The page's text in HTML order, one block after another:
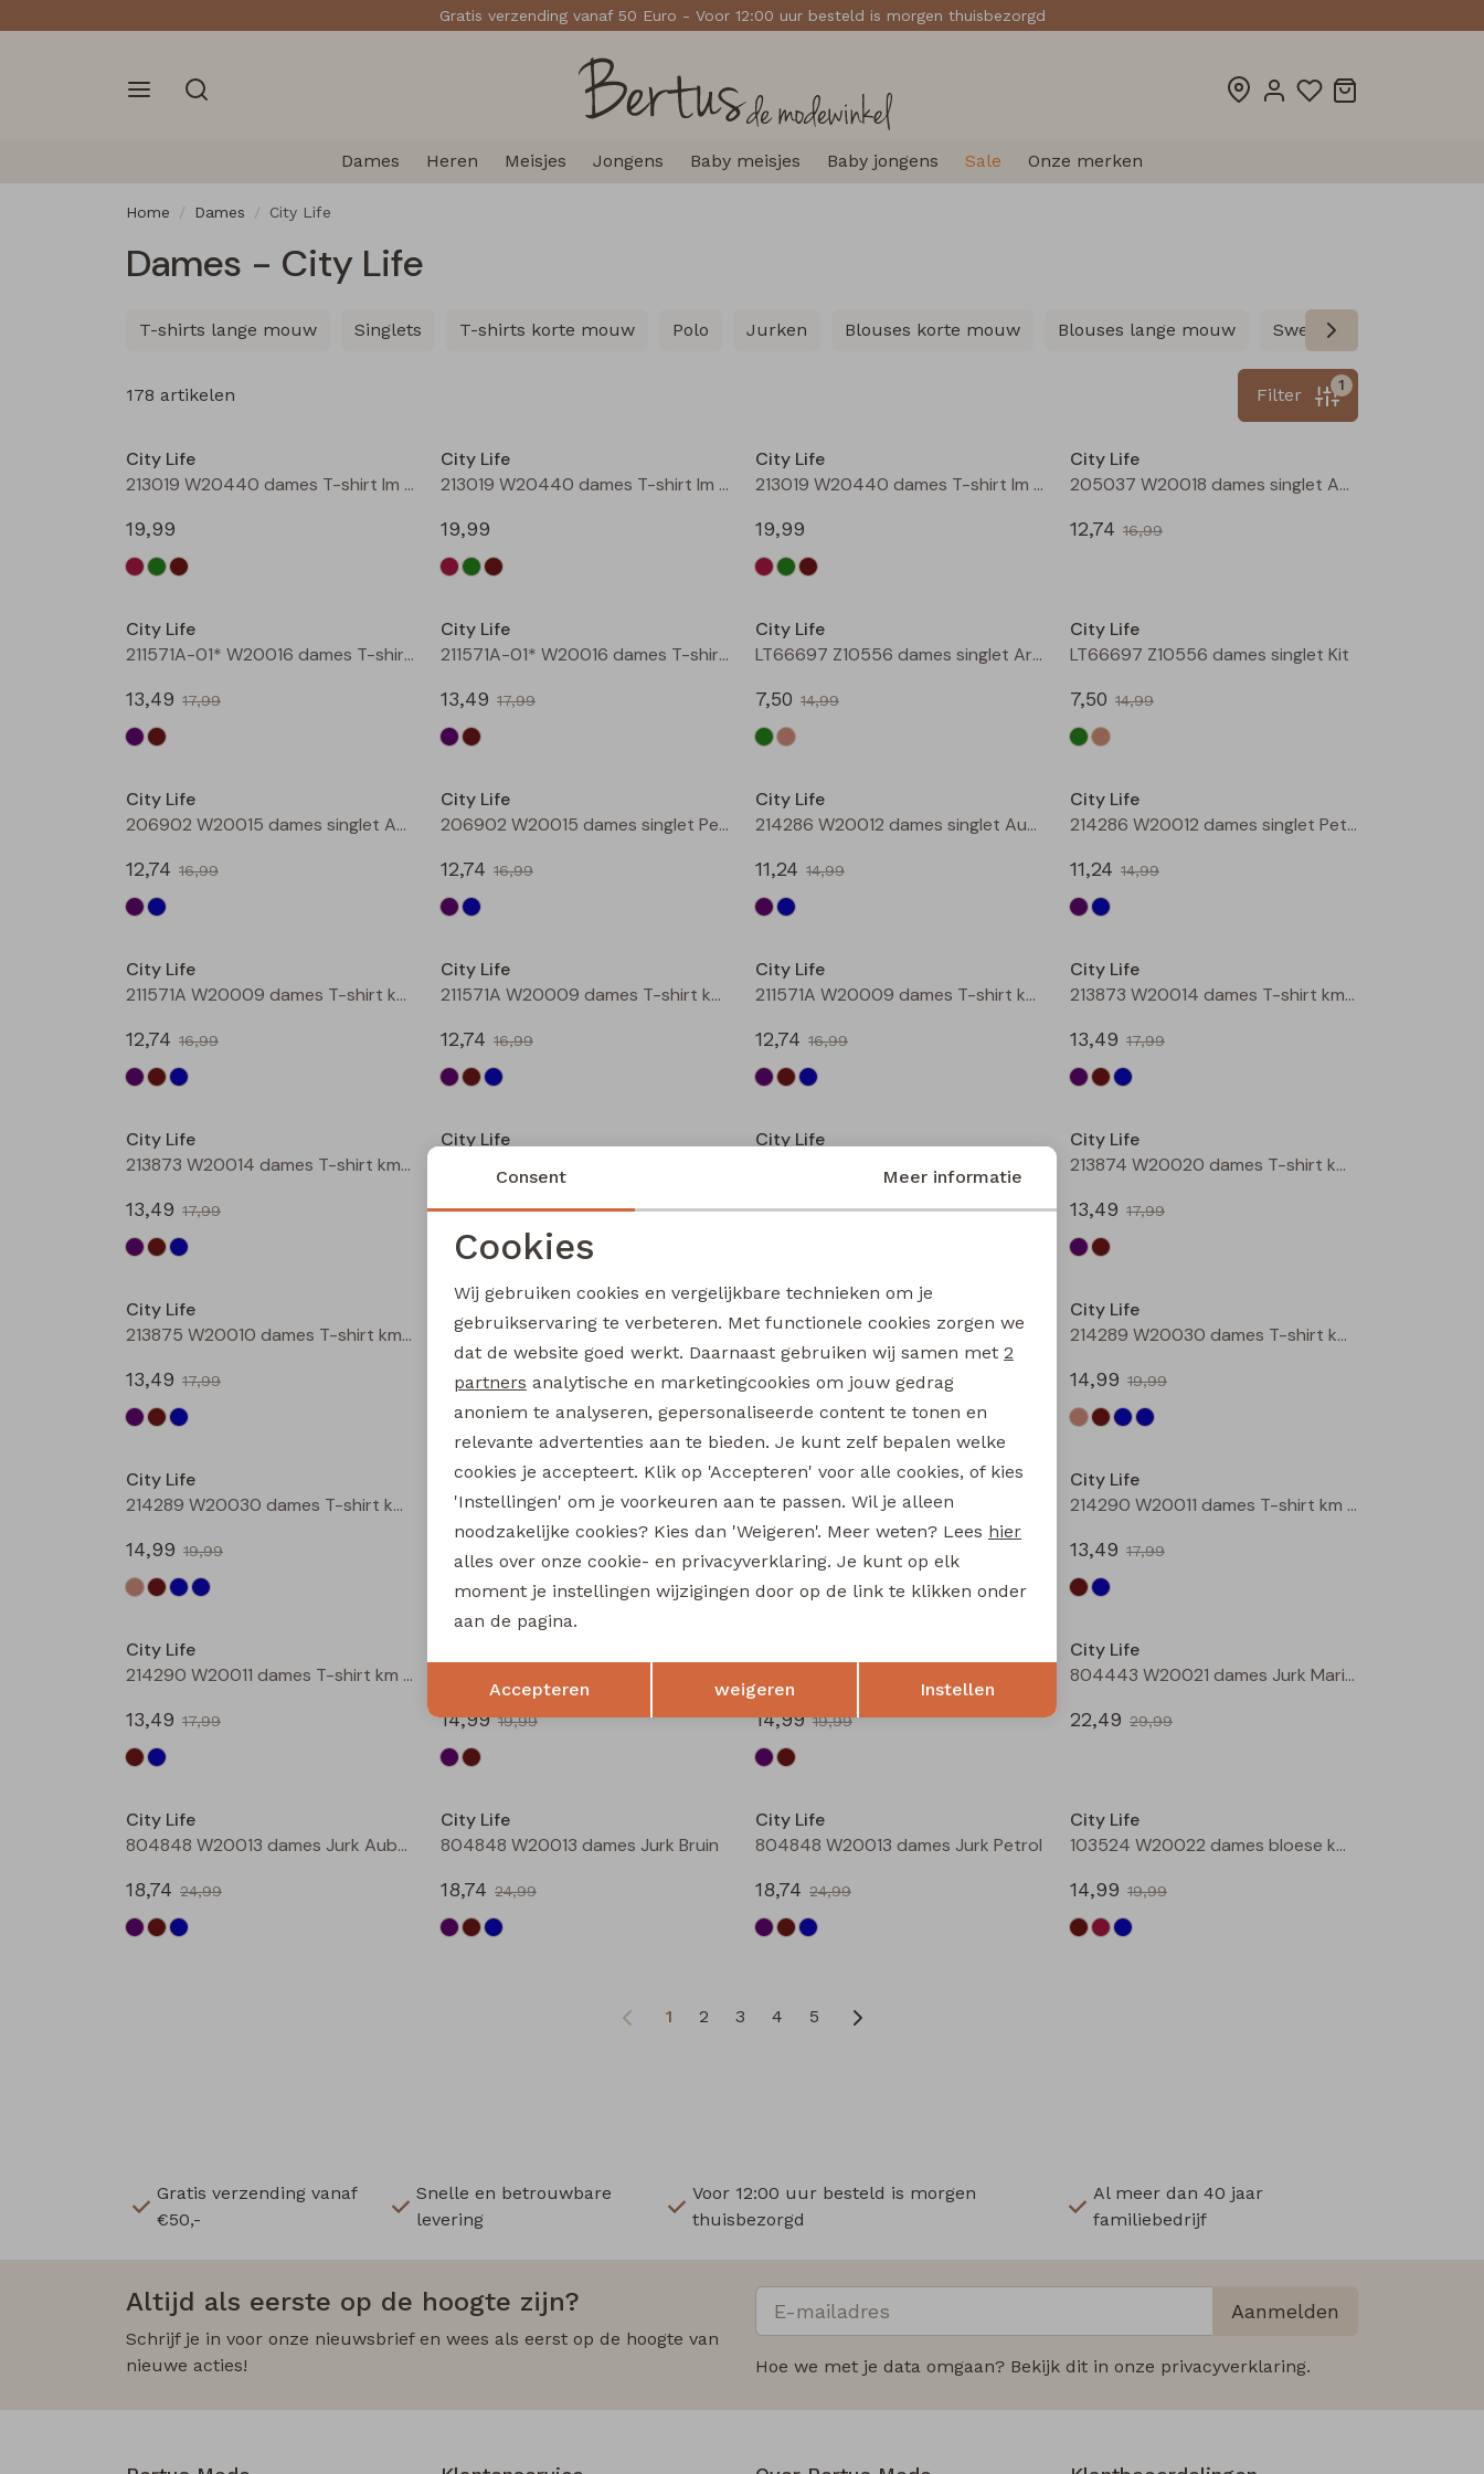
Gratis verzending vanaf 50 Euro - Voor 12:00 uur besteld is morgen thuisbezorgd
Dames Heren Meisjes Jongens Baby meisjes Baby jongens Sale Onze merken
Home Dames City Life
Dames - City Life
Singlets T-shirts korte mouw
T-shirts lange mouw Polo Jurken Blouses korte mouw Blouses lange mouw Sweatshirts
178 artikelen 1
Filter
City Life
213019 W20440 dames T-shirt lm Bordeaux
19,99
City Life
213019 W20440 dames T-shirt lm Moss
19,99
City Life
213019 W20440 dames T-shirt lm Bruin
19,99
City Life
205037 W20018 dames singlet Aubergine
12,74 16,99
City Life
211571A-01* W20016 dames T-shirt km aubergine
13,49 17,99
City Life
211571A-01* W20016 dames T-shirt km bruin
13,49 17,99
City Life
LT66697 Z10556 dames singlet Army
7,50 14,99
City Life
LT66697 Z10556 dames singlet Kit
7,50 14,99
City Life
206902 W20015 dames singlet Aubergine
12,74 16,99
City Life
206902 W20015 dames singlet Petrol
12,74 16,99
City Life
214286 W20012 dames singlet Aubergine
11,24 14,99
City Life
214286 W20012 dames singlet Petrol
11,24 14,99
City Life
211571A W20009 dames T-shirt km Aubergine
12,74 16,99
City Life
211571A W20009 dames T-shirt km Bruin
12,74 16,99
City Life
211571A W20009 dames T-shirt km Petrol
12,74 16,99
City Life
213873 W20014 dames T-shirt km Aubergine
13,49 17,99
City Life
213873 W20014 dames T-shirt km Bruin
13,49 17,99
City Life
13,49 17,99
City Life
13,49 17,99
City Life
213874 W20020 dames T-shirt km Bruin
13,49 17,99
City Life
213875 W20010 dames T-shirt km Aubergine
13,49 17,99
City Life
213875 W20010 dames T-shirt km Bruin
13,49 17,99
13,49
17,99
City Life
214289 W20030 dames T-shirt km Kit
14,99 19,99
City Life
214289 W20030 dames T-shirt km Bruin donker
14,99 19,99
Sale
City Life
214289 W20030 dames T-shirt km Marine
Sale
City Life
City Life
214290 W20011 dames T-shirt km Bruin
13,49 17,99
City Life
214290 W20011 dames T-shirt km Marine
13,49 17,99
Sale
14,99 19,99
14,99 19,99
City Life
804443 W20021 dames Jurk Marine
22,49 29,99
City Life
804848 W20013 dames Jurk Aubergine
18,74 24,99
City Life
804848 W20013 dames Jurk Bruin
18,74 24,99
City Life
804848 W20013 dames Jurk Petrol
18,74 24,99
City Life
103524 W20022 dames bloese km Bruin donker
14,99 19,99
1 2 3 4 5
Gratis verzending vanaf
€50,-
Snelle en betrouwbare
levering
Voor 12:00 uur besteld is morgen
thuisbezorgd
Al meer dan 40 jaar
familiebedrijf
Altijd als eerste op de hoogte zijn?
Schrijf je in voor onze nieuwsbrief en wees als eerst op de hoogte van
nieuwe acties!
Aanmelden
Hoe we met je data omgaan? Bekijk dit in onze privacyverklaring.
Noodzakelijke cookies
Analytische cookies Marketing cookies
Terug Opslaan
Consent Meer informatie
Cookies
Wij gebruiken cookies en vergelijkbare technieken om je
gebruikservaring te verbeteren. Met functionele cookies zorgen we
dat de website goed werkt. Daarnaast gebruiken wij samen met 2
partners analytische en marketingcookies om jouw gedrag
anoniem te analyseren, gepersonaliseerde content te tonen en
relevante advertenties aan te bieden. Je kunt zelf bepalen welke
cookies je accepteert. Klik op 'Accepteren' voor alle cookies, of kies
'Instellingen' om je voorkeuren aan te passen. Wil je alleen
noodzakelijke cookies? Kies dan 'Weigeren'. Meer weten? Lees hier
alles over onze cookie- en privacyverklaring. Je kunt op elk
moment je instellingen wijzigingen door op de link te klikken onder
aan de pagina.
Accepteren weigeren Instellen